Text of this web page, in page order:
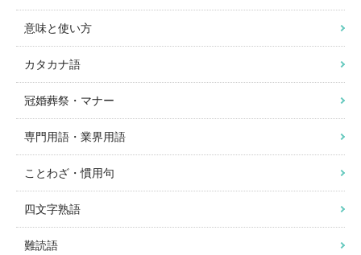
意味と使い方
カタカナ語
冠婚葬祭・マナー
専門用語・業界用語
ことわざ・慣用句
四文字熟語
難読語